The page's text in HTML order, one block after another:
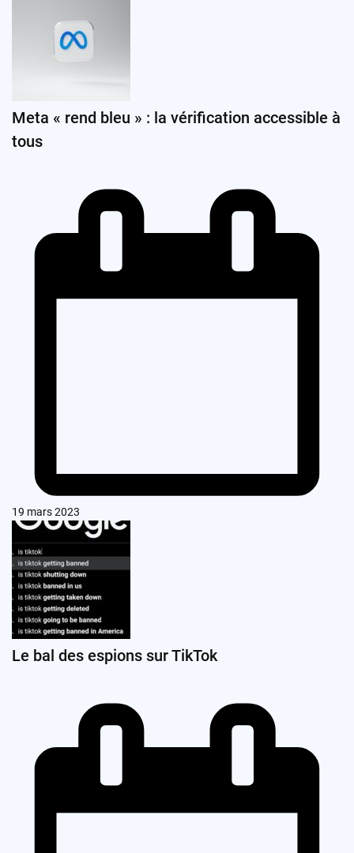
Meta « rend bleu » : la vérification accessible à
tous
19 mars 2023
Le bal des espions sur TikTok